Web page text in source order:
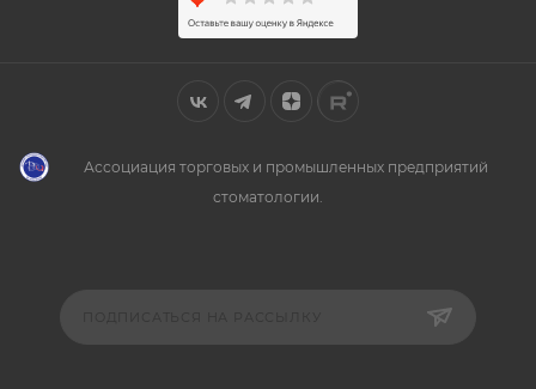
Ассоциация торговых и промышленных предприятий
стоматологии.